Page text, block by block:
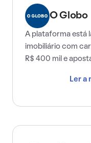
O Globo
A plataforma está
imobiliário com
R$ 400 mil e
Ler a